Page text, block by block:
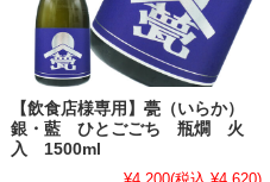
【飲食店様専用】甍（いらか）
銀・藍 ひとごごち 瓶燗 火
入 1500ml